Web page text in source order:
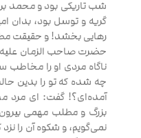
شب تاريكى بود و محمد
گريه و توسل بود، بدان
رهايى بخشد! و حقيقت
حضرت صاحب الزمان
ناگاه مردى او را
چه شده كه تو را بدين
آمده‌اى‌؟! گفت: اى مرد
بزرگ و مطلب مهمى بيرون
نمى‌گويم، و شكوه آن را